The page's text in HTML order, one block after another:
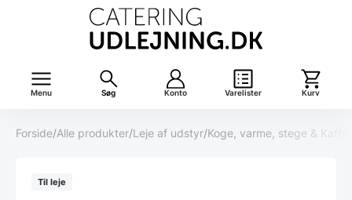
Menu Søg Konto Varelister Kurv
Forside/Alle produkter/Leje af udstyr/Koge, varme, stege & Kaffe
Til leje